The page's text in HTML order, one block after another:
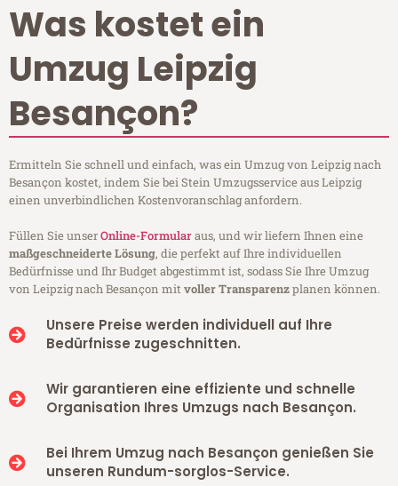
Was kostet ein
Umzug Leipzig
Besançon?
Ermitteln Sie schnell und einfach, was ein Umzug von Leipzig nach
Besançon kostet, indem Sie bei Stein Umzugsservice aus Leipzig
einen unverbindlichen Kostenvoranschlag anfordern.
Füllen Sie unserOnline-Formularaus, und wir liefern Ihnen eine
maßgeschneiderte Lösung, die perfekt auf Ihre individuellen
Bedürfnisse und Ihr Budget abgestimmt ist, sodass Sie Ihre Umzug
von Leipzig nach Besançon mitvoller Transparenzplanen können.
Unsere Preise werden individuell auf Ihre
Bedürfnisse zugeschnitten.
Wir garantieren eine effiziente und schnelle
Organisation Ihres Umzugs nach Besançon.
Bei Ihrem Umzug nach Besançon genießen Sie
unseren Rundum-sorglos-Service.